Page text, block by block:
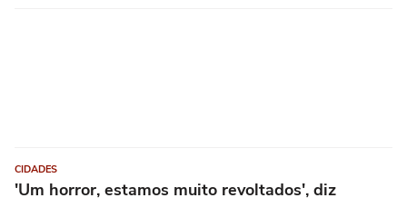
CIDADES
'Um horror, estamos muito revoltados', diz